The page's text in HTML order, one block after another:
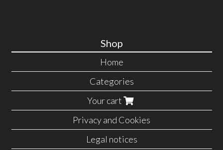
Shop
Home
Categories
Your cart
Privacy and Cookies
Legal notices